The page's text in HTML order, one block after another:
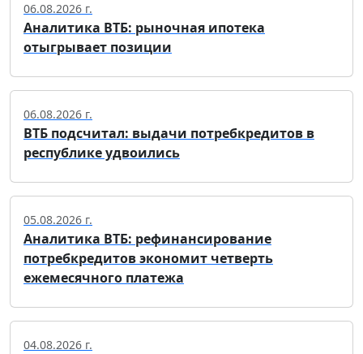
06.08.2026 г.
Аналитика ВТБ: рыночная ипотека
отыгрывает позиции
06.08.2026 г.
ВТБ подсчитал: выдачи потребкредитов в
республике удвоились
05.08.2026 г.
Аналитика ВТБ: рефинансирование
потребкредитов экономит четверть
ежемесячного платежа
04.08.2026 г.